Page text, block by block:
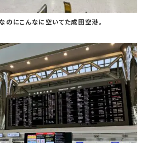
のにこんなに空いてた成田空港。